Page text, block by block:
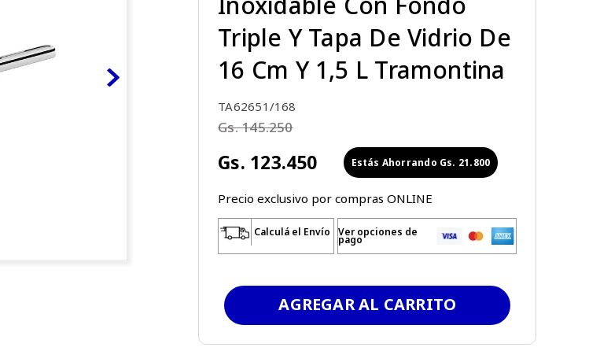
Triple Y Tapa De Vidrio De
16 Cm Y 1,5 L Tramontina
TA62651/168
Gs.145.250
Gs. 123.450 Gs. 21.800
Precio exclusivo por compras ONLINE
Calculá el Envío Ver opciones de
pago
AGREGAR AL CARRITO